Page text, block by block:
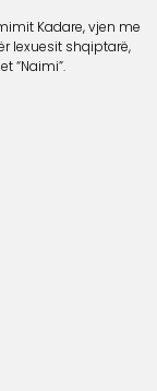
Kadare, vjen me
lexuesit shqiptarë,
“Naimi”.